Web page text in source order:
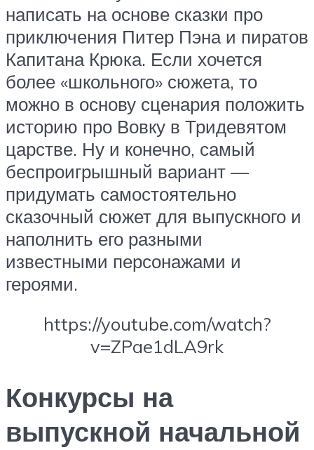
написать на основе сказки про
приключения Питер Пэна и пиратов
Капитана Крюка. Если хочется
более «школьного» сюжета, то
можно в основу сценария положить
историю про Вовку в Тридевятом
царстве. Ну и конечно, самый
беспроигрышный вариант —
придумать самостоятельно
сказочный сюжет для выпускного и
наполнить его разными
известными персонажами и
героями.
https://youtube.com/watch?
v=ZPae1dLA9rk
Конкурсы на
выпускной начальной